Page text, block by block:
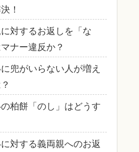
！
対するお返しを「な
ナー違反か？
兜がいらない人が増え
柏餅「のし」はどうす
対する義両親へのお返